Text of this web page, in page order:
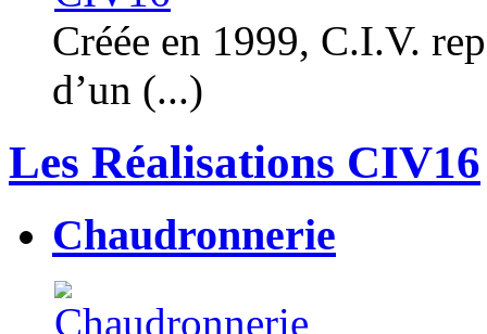
Créée en 1999, C.I.V.
d’un (...)
Les Réalisations CIV16
Chaudronnerie